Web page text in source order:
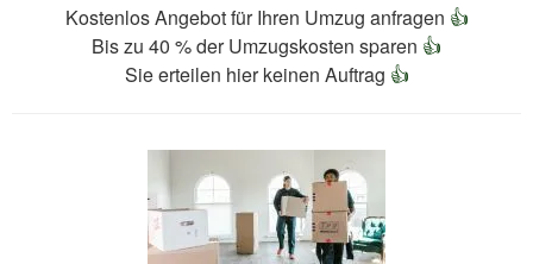
Kostenlos Angebot für Ihren Umzug anfragen 👍
Bis zu 40 % der Umzugskosten sparen 👍
Sie erteilen hier keinen Auftrag 👍